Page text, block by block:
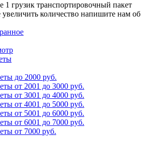
1 грузик транспортировочный пакет
количество напишите нам об
до 2000 руб.
от 2001 до 3000 руб.
от 3001 до 4000 руб.
от 4001 до 5000 руб.
от 5001 до 6000 руб.
от 6001 до 7000 руб.
от 7000 руб.